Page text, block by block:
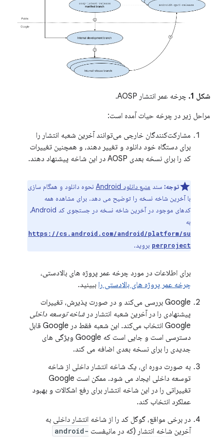
شکل 1.
چرخه عمر انتشار AOSP.
مراحل زیر در چرخه حیات آمده است:
مشارکت‌کنندگان خارجی می‌توانند آخرین شعبه انتشار را
برای دستگاه خود دانلود و تغییر دهند، و همچنین تغییرات
کد را برای نسخه بعدی AOSP در این شاخه پیشنهاد دهند.
توجه: سند منبع دانلود Android
نحوه دانلود و همگام سازی
با آخرین شاخه نسخه را توضیح می دهد. برای مشاهده همه
کدهای موجود در آخرین شاخه نسخه در جستجوی کد Android،
به
https://cs.android.com/android/platform/su
perproject بروید.
برای اطلاعات در مورد چرخه عمر پروژه های بالادستی،
چرخه عمر پروژه های بالادستی را ببینید.
Google بررسی می‌کند و در صورت پذیرش، تغییرات
پیشنهادی را در آخرین شعبه انتشار درشاخه توسعه داخلی
Google انتخاب می‌کند. این شعبه فقط در Google قابل
دسترسی است و جایی است که Google ویژگی های
جدیدی را برای نسخه بعدی اضافه می کند.
به صورت دوره ای، یک شاخه انتشار داخلی از شاخه
توسعه داخلی ایجاد می شود. ممکن است Google
تغییراتی را در این شاخه انتشار برای رفع اشکالات و بهبود
عملکرد انتخاب کند.
در برخی مواقع، گوگل کد را از شاخه انتشار داخلی به
آخرین شاخه انتشار (که در مانیفست android-